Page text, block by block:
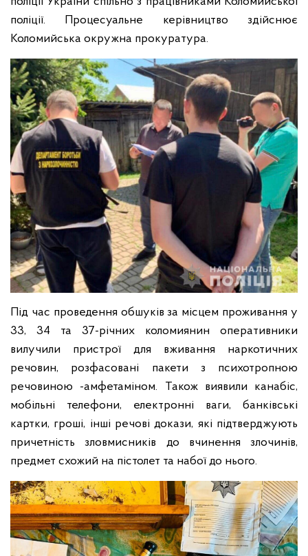
поліції. Процесуальне керівництво здійснює
Коломийська окружна прокуратура.
Під час проведення обшуків за місцем проживання у
33, 34 та 37-річних коломиянин оперативники
вилучили пристрої для вживання наркотичних
речовин, розфасовані пакети з психотропною
речовиною -амфетаміном. Також виявили канабіс,
мобільні телефони, електронні ваги, банківські
картки, гроші, інші речові докази, які підтверджують
причетність зловмисників до вчинення злочинів,
предмет схожий на пістолет та набої до нього.